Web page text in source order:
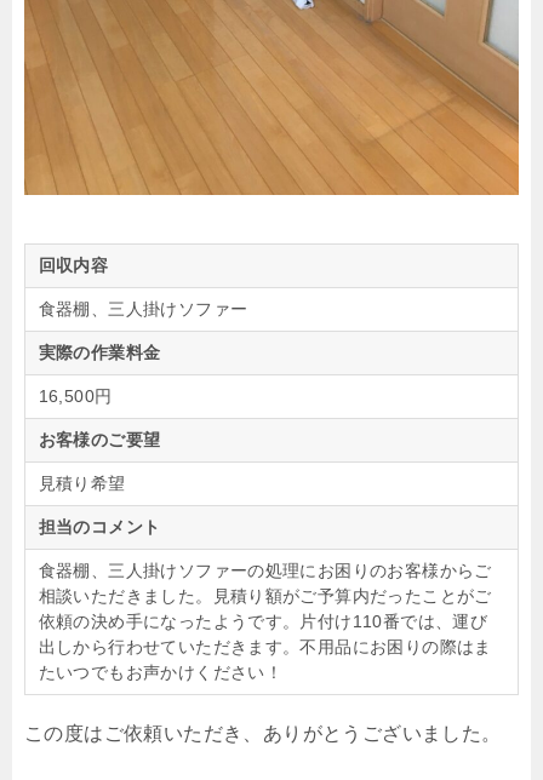
回収内容
食器棚、三人掛けソファー
実際の作業料金
16,500円
お客様のご要望
見積り希望
担当のコメント
食器棚、三人掛けソファーの処理にお困りのお客様からご
相談いただきました。見積り額がご予算内だったことがご
依頼の決め手になったようです。片付け110番では、運び
出しから行わせていただきます。不用品にお困りの際はま
たいつでもお声かけください！
この度はご依頼いただき、ありがとうございました。